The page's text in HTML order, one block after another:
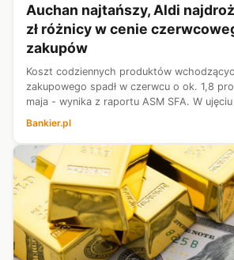
Auchan najtańszy, Aldi
zł różnicy w cenie
zakupów
Koszt codziennych produktów
zakupowego spadł w czerwcu o ok. 1,8
maja - wynika z raportu ASM SFA. W
tym czasie o ok. 2,...
Bankier.pl